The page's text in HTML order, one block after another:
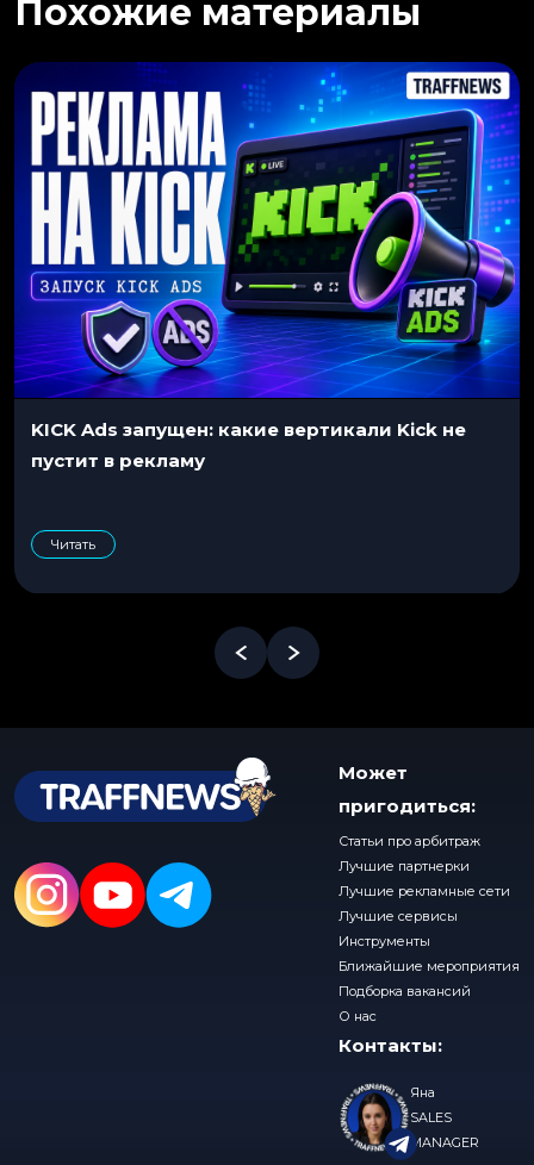
Похожие материалы
KICK Ads запущен: какие вертикали Kick не
пустит в рекламу
Читать
Может
пригодиться:
Статьи про арбитраж
Лучшие партнерки
Лучшие рекламные сети
Лучшие сервисы
Инструменты
Ближайшие мероприятия
Подборка вакансий
О нас
Контакты:
Яна
SALES
MANAGER